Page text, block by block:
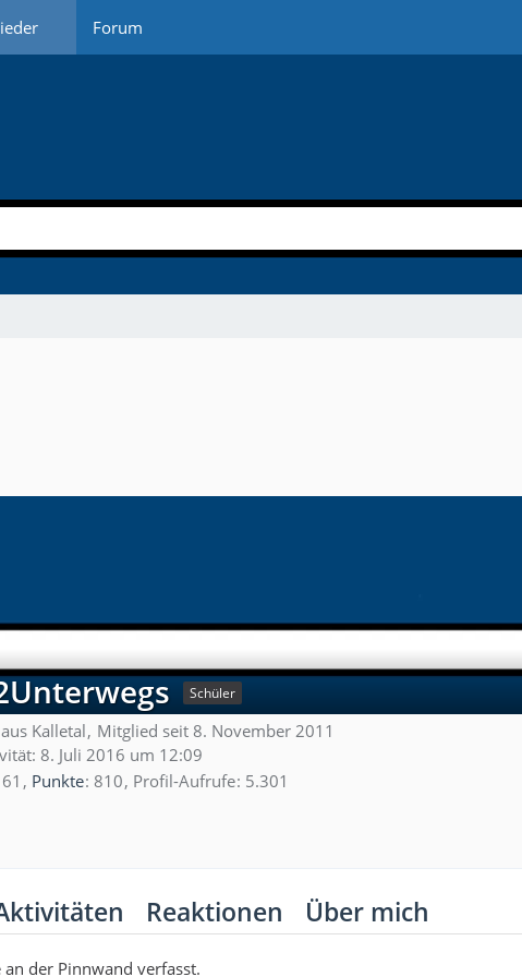
Forum
Schüler
aus Kalletal Mitglied seit 8. November 2011
8. Juli 2016 um 12:09
Punkte 810 Profil-Aufrufe 5.301
Reaktionen Über mich
der Pinnwand verfasst.